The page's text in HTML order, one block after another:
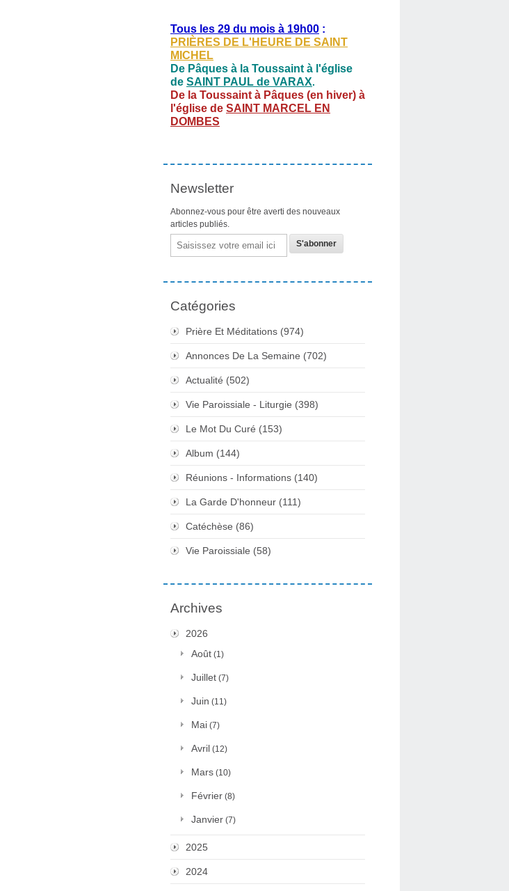
Tous les 29 du mois à 19h00 :
PRIÈRES DE L'HEURE DE SAINT
MICHEL
De Pâques à la Toussaint à l'église
de SAINT PAUL de VARAX.
De la Toussaint à Pâques (en hiver) à
l'église de SAINT MARCEL EN
DOMBES
Newsletter
Abonnez-vous pour être averti des nouveaux
articles publiés.
Email
Catégories
Prière Et Méditations (974)
Annonces De La Semaine (702)
Actualité (502)
Vie Paroissiale - Liturgie (398)
Le Mot Du Curé (153)
Album (144)
Réunions - Informations (140)
La Garde D'honneur (111)
Catéchèse (86)
Vie Paroissiale (58)
Archives
2026
Août (1)
Juillet (7)
Juin (11)
Mai (7)
Avril (12)
Mars (10)
Février (8)
Janvier (7)
2025
2024